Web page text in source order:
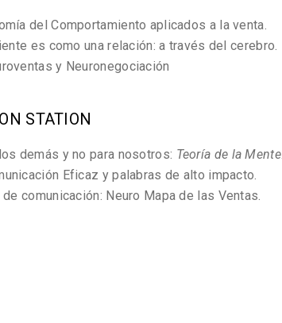
del Comportamiento aplicados a la venta.
es como una relación: a través del cerebro.
y Neuronegociación
STATION
demás y no para nosotros: Teoría de la Mente.
Eficaz y palabras de alto impacto.
comunicación: Neuro Mapa de las Ventas.